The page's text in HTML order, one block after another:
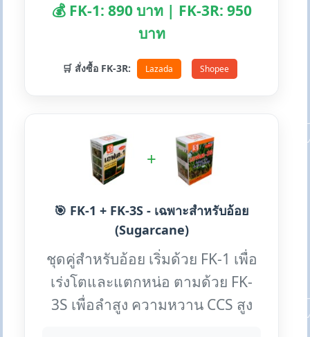
💰 FK-1: 890 บาท | FK-3R: 950
บาท
🛒 สั่งซื้อ FK-3R: Lazada Shopee
+
🎯 FK-1 + FK-3S - เฉพาะสำหรับอ้อย
(Sugarcane)
ชุดคู่สำหรับอ้อย เริ่มด้วย FK-1 เพื่อ
เร่งโตและแตกหน่อ ตามด้วย FK-
3S เพื่อลำสูง ความหวาน CCS สูง